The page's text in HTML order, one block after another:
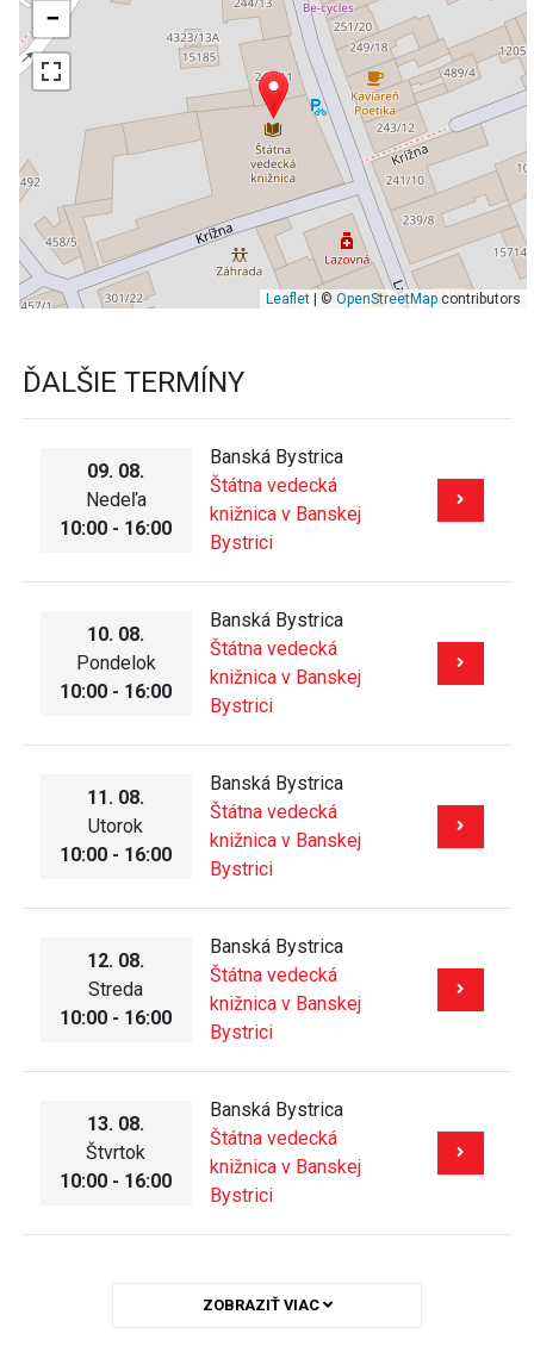
−
Leaflet| © OpenStreetMapcontributors
ĎALŠIE TERMÍNY
09. 08.
Nedeľa
10:00 - 16:00
Banská Bystrica
Štátna vedecká
knižnica v Banskej
Bystrici
10. 08.
Pondelok
10:00 - 16:00
Banská Bystrica
Štátna vedecká
knižnica v Banskej
Bystrici
11. 08.
Utorok
10:00 - 16:00
Banská Bystrica
Štátna vedecká
knižnica v Banskej
Bystrici
12. 08.
Streda
10:00 - 16:00
Banská Bystrica
Štátna vedecká
knižnica v Banskej
Bystrici
13. 08.
Štvrtok
10:00 - 16:00
Banská Bystrica
Štátna vedecká
knižnica v Banskej
Bystrici
ZOBRAZIŤ VIAC